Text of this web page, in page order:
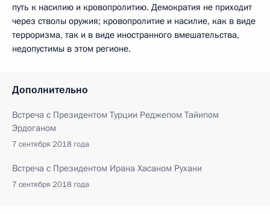
путь к насилию и кровопролитию. Демократия не приходит
через стволы оружия; кровопролитие и насилие, как в виде
терроризма, так и в виде иностранного вмешательства,
недопустимы в этом регионе.
Дополнительно
Встреча с Президентом Турции Реджепом Тайипом
Эрдоганом
7 сентября 2018 года
Встреча с Президентом Ирана Хасаном Рухани
7 сентября 2018 года